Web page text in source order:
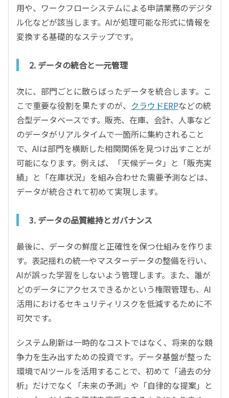
用や、ワークフローシステムによる申請業務のデジタ
ル化などが該当します。AIが処理可能な形式に情報を
変換する基礎的なステップです。
2. データの統合と一元管理
次に、部門ごとに散らばったデータを統合します。こ
こで重要な役割を果たすのが、 クラウドERPなどの統
合型データベースです。販売、在庫、会計、人事など
のデータがリアルタイムで一箇所に集約されること
で、AIは部門を横断した相関関係を見つけ出すことが
可能になります。例えば、「天候データ」と「販売実
績」と「在庫状況」を組み合わせた需要予測などは、
データが統合されて初めて実現します。
3. データの品質維持とガバナンス
最後に、データの鮮度と正確性を保つ仕組みを作りま
す。表記揺れの統一やマスターデータの整備を行い、
AIが誤った学習をしないよう管理します。また、誰が
どのデータにアクセスできるかという権限管理も、AI
活用におけるセキュリティリスクを低減するために不
可欠です。
システム刷新は一時的なコストではなく、将来的な競
争力を生み出すための投資です。データ基盤が整った
環境でAIツールを活用することで、初めて「過去の分
析」だけでなく「未来の予測」や「自律的な提案」と